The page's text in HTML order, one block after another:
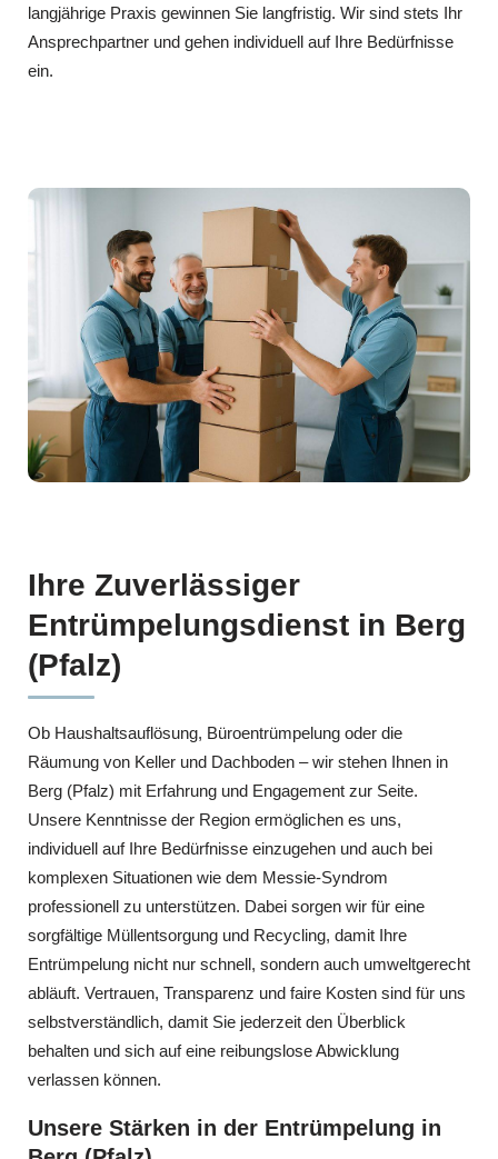
langjährige Praxis gewinnen Sie langfristig. Wir sind stets Ihr
Ansprechpartner und gehen individuell auf Ihre Bedürfnisse
ein.
Ihre Zuverlässiger
Entrümpelungsdienst in Berg
(Pfalz)
Ob Haushaltsauflösung, Büroentrümpelung oder die
Räumung von Keller und Dachboden – wir stehen Ihnen in
Berg (Pfalz) mit Erfahrung und Engagement zur Seite.
Unsere Kenntnisse der Region ermöglichen es uns,
individuell auf Ihre Bedürfnisse einzugehen und auch bei
komplexen Situationen wie dem Messie-Syndrom
professionell zu unterstützen. Dabei sorgen wir für eine
sorgfältige Müllentsorgung und Recycling, damit Ihre
Entrümpelung nicht nur schnell, sondern auch umweltgerecht
abläuft. Vertrauen, Transparenz und faire Kosten sind für uns
selbstverständlich, damit Sie jederzeit den Überblick
behalten und sich auf eine reibungslose Abwicklung
verlassen können.
Unsere Stärken in der Entrümpelung in